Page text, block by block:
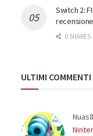
Switch 2:
recensione
0 SHARES
ULTIMI COMMENTI